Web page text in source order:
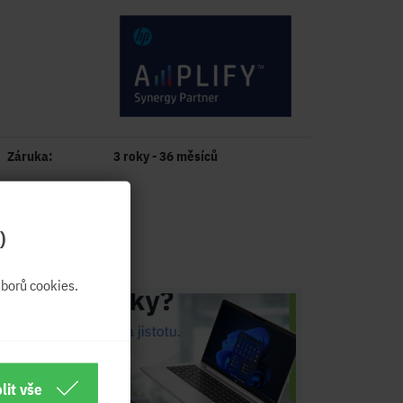
Záruka: 3 roky - 36 měsíců
cookies.
vše